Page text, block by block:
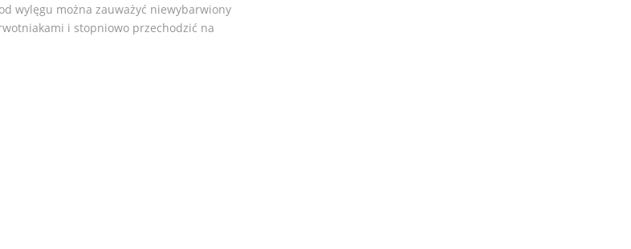
wylęgu można zauważyć niewybarwiony
i stopniowo przechodzić na